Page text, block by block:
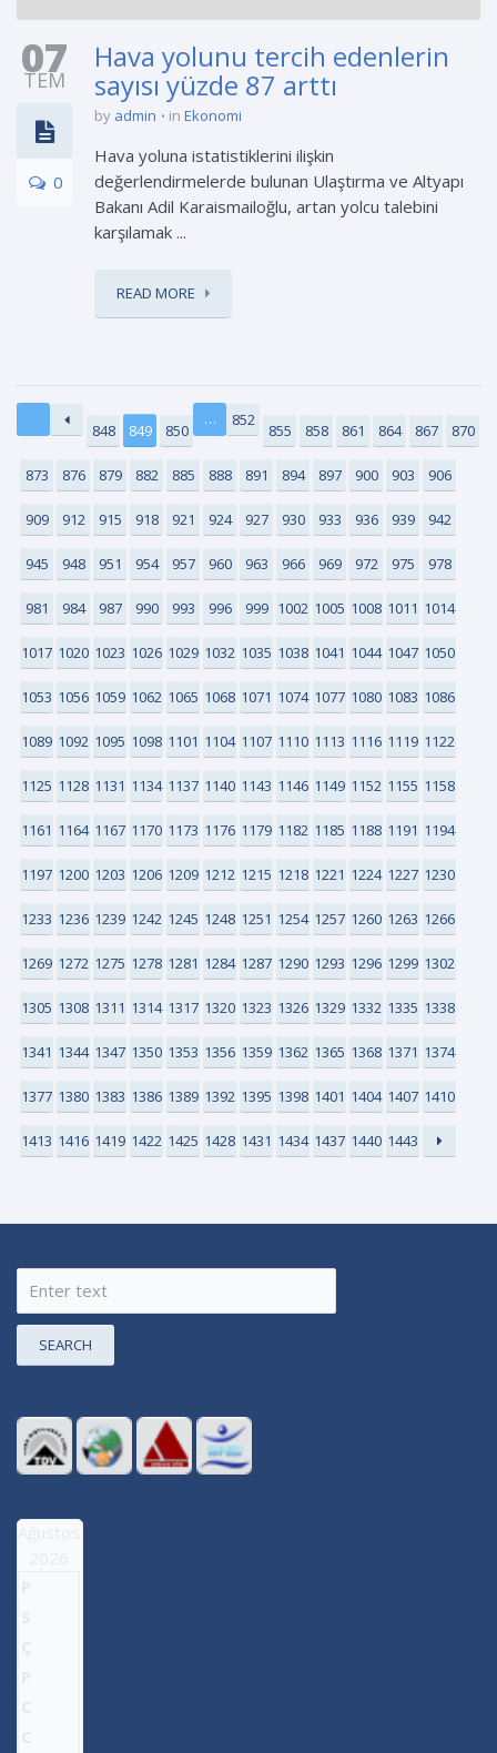
07
TEM
0
Hava yolunu tercih edenlerin
sayısı yüzde 87 arttı
by admin in Ekonomi
Hava yoluna istatistiklerini ilişkin
değerlendirmelerde bulunan Ulaştırma ve Altyapı
Bakanı Adil Karaismailoğlu, artan yolcu talebini
karşılamak ...
READ MORE
848 849 850
… 852
855 858 861 864 867 870
873 876 879 882 885 888 891 894 897 900 903 906
909 912 915 918 921 924 927 930 933 936 939 942
945 948 951 954 957 960 963 966 969 972 975 978
981 984 987 990 993 996 999 1002 1005 1008 1011 1014
1017 1020 1023 1026 1029 1032 1035 1038 1041 1044 1047 1050
1053 1056 1059 1062 1065 1068 1071 1074 1077 1080 1083 1086
1089 1092 1095 1098 1101 1104 1107 1110 1113 1116 1119 1122
1125 1128 1131 1134 1137 1140 1143 1146 1149 1152 1155 1158
1161 1164 1167 1170 1173 1176 1179 1182 1185 1188 1191 1194
1197 1200 1203 1206 1209 1212 1215 1218 1221 1224 1227 1230
1233 1236 1239 1242 1245 1248 1251 1254 1257 1260 1263 1266
1269 1272 1275 1278 1281 1284 1287 1290 1293 1296 1299 1302
1305 1308 1311 1314 1317 1320 1323 1326 1329 1332 1335 1338
1341 1344 1347 1350 1353 1356 1359 1362 1365 1368 1371 1374
1377 1380 1383 1386 1389 1392 1395 1398 1401 1404 1407 1410
1413 1416 1419 1422 1425 1428 1431 1434 1437 1440 1443
SEARCH
Ağustos
2026
P
S
Ç
P
C
C